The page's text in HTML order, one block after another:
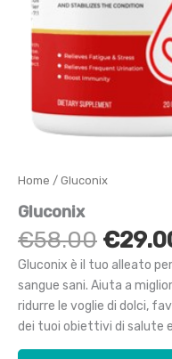
Home / Gluconix
Gluconix
€58.00 Il
era:
€
Gluconix è il tuo alleato
sangue sani. Aiuta a
ridurre le voglie di dolci,
dei tuoi obiettivi di salute